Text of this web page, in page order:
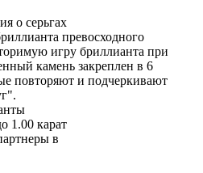
о серьгах
превосходного
игру бриллианта при
камень закреплен в 6
повторяют и подчеркивают
1.00 карат
в